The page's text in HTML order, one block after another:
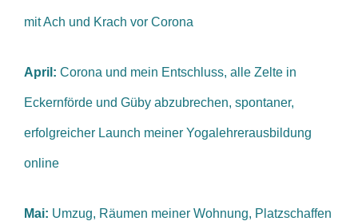
mit Ach und Krach vor Corona
April: Corona und mein Entschluss, alle Zelte in
Eckernförde und Güby abzubrechen, spontaner,
erfolgreicher Launch meiner Yogalehrerausbildung
online
Mai: Umzug, Räumen meiner Wohnung, Platzschaffen